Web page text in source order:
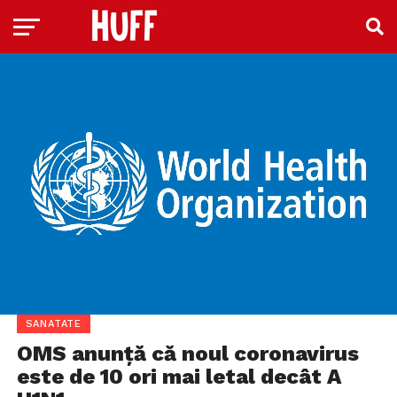
SANATATE
OMS anunță că noul coronavirus
este de 10 ori mai letal decât A